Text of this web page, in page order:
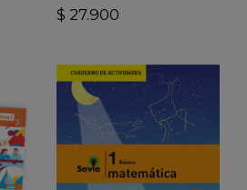
$ 27.900
VER DETALLES